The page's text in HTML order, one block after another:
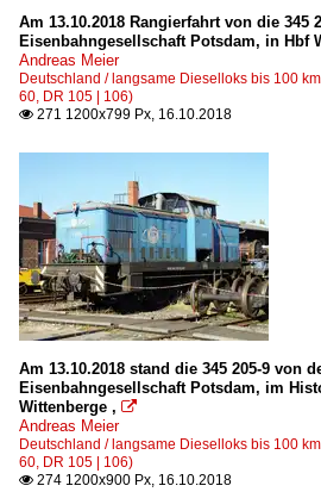
Am 13.10.2018 Rangierfahrt von die 345
Eisenbahngesellschaft Potsdam, in Hbf
Andreas Meier
Deutschland / langsame Dieselloks bis 100
60, DR 105 | 106)
 271 1200x799 Px, 16.10.2018
Am 13.10.2018 stand die 345 205-9 von
Eisenbahngesellschaft Potsdam, im
Wittenberge , 
Andreas Meier
Deutschland / langsame Dieselloks bis 100
60, DR 105 | 106)
 274 1200x900 Px, 16.10.2018